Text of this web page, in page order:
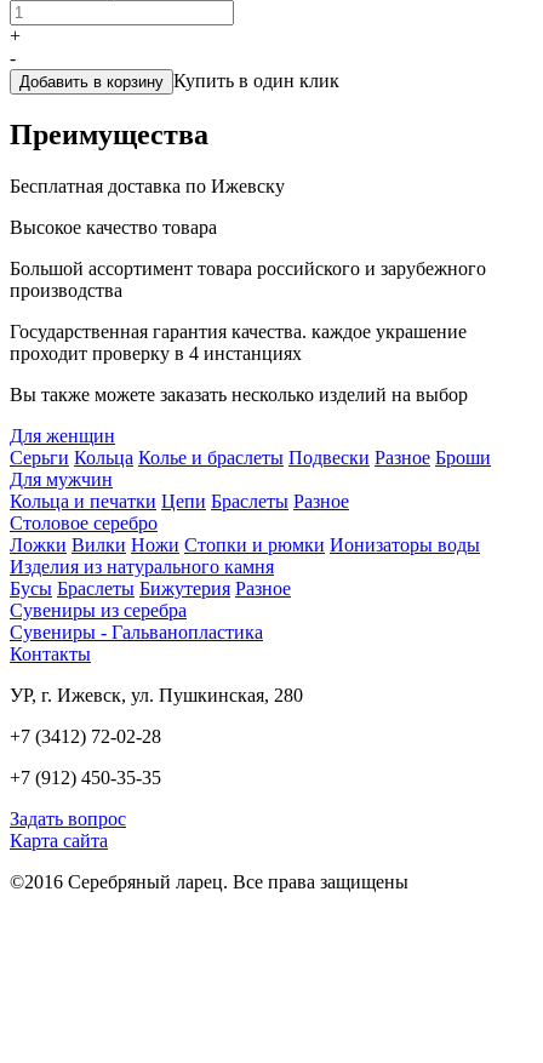
+
-
Добавить в корзину Купить в один клик
Преимущества
Бесплатная доставка по Ижевску
Высокое качество товара
Большой ассортимент товара российского и зарубежного
производства
Государственная гарантия качества. каждое украшение
проходит проверку в 4 инстанциях
Вы также можете заказать несколько изделий на выбор
Для женщин
Серьги Кольца Колье и браслеты Подвески Разное Броши
Для мужчин
Кольца и печатки Цепи Браслеты Разное
Столовое серебро
Ложки Вилки Ножи Стопки и рюмки Ионизаторы воды
Изделия из натурального камня
Бусы Браслеты Бижутерия Разное
Сувениры из серебра
Сувениры - Гальванопластика
Контакты
УР, г. Ижевск, ул. Пушкинская, 280
+7 (3412) 72-02-28
+7 (912) 450-35-35
Задать вопрос
Карта сайта
©2016 Серебряный ларец. Все права защищены